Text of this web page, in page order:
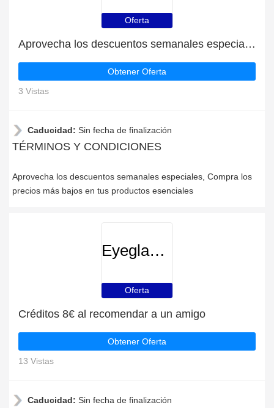
Oferta
Aprovecha los descuentos semanales especiales
Obtener Oferta
3 Vistas
Caducidad: Sin fecha de finalización
TÉRMINOS Y CONDICIONES
Aprovecha los descuentos semanales especiales, Compra los
precios más bajos en tus productos esenciales
Eyeglasses
Oferta
Créditos 8€ al recomendar a un amigo
Obtener Oferta
13 Vistas
Caducidad: Sin fecha de finalización